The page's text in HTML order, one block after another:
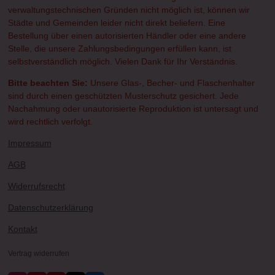
verwaltungstechnischen Gründen nicht möglich ist, können wir
Städte und Gemeinden leider nicht direkt beliefern. Eine
Bestellung über einen autorisierten Händler oder eine andere
Stelle, die unsere Zahlungsbedingungen erfüllen kann, ist
selbstverständlich möglich. Vielen Dank für Ihr Verständnis.
Bitte beachten Sie: Unsere Glas-, Becher- und Flaschenhalter
sind durch einen geschützten Musterschutz gesichert. Jede
Nachahmung oder unautorisierte Reproduktion ist untersagt und
wird rechtlich verfolgt.
Impressum
AGB
Widerrufsrecht
Datenschutzerklärung
Kontakt
Vertrag widerrufen